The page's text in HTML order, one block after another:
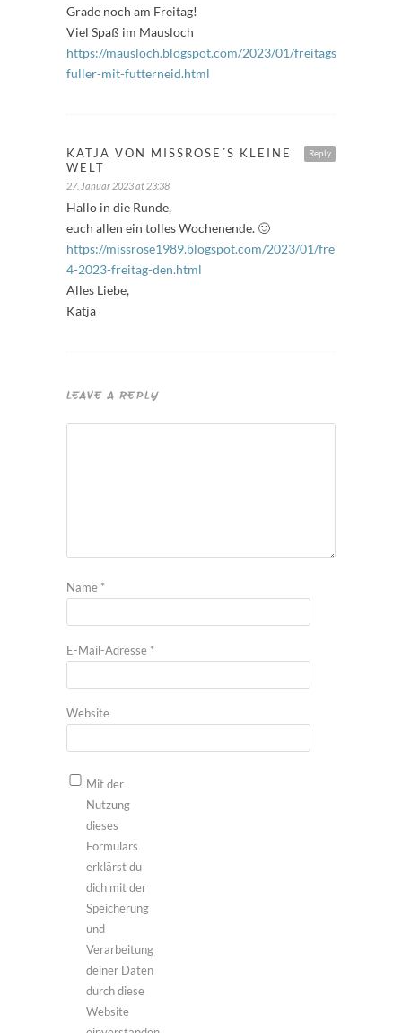
Grade noch am Freitag!
Viel Spaß im Mausloch
https://mausloch.blogspot.com/2023/01/freitags-
fuller-mit-futterneid.html
Reply
KATJA VON MISSROSE´S KLEINE
WELT
27. Januar 2023 at 23:38
Hallo in die Runde,
euch allen ein tolles Wochenende. 🙂
https://missrose1989.blogspot.com/2023/01/freitagfuller-
4-2023-freitag-den.html
Alles Liebe,
Katja
LEAVE A REPLY
Name *
E-Mail-Adresse *
Website
Mit der
Nutzung
dieses
Formulars
erklärst du
dich mit der
Speicherung
und
Verarbeitung
deiner Daten
durch diese
Website